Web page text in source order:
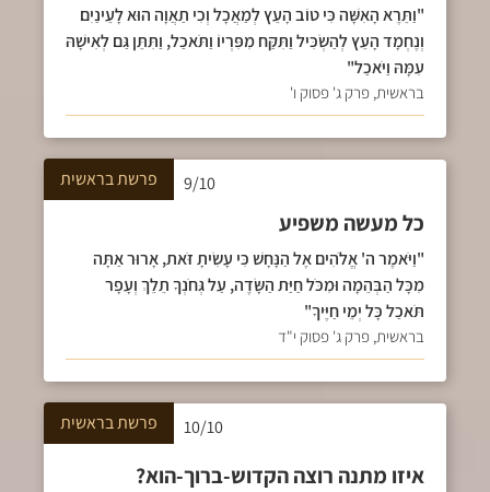
"וַתֵּרֶא הָאִשָּׁה כִּי טוֹב הָעֵץ לְמַאֲכָל וְכִי תַאֲוָה הוּא לָעֵינַיִם
וְנֶחְמָד הָעֵץ לְהַשְׂכִּיל וַתִּקַּח מִפִּרְיוֹ וַתֹּאכַל, וַתִּתֵּן גַּם לְאִישָׁהּ
עִמָּהּ וַיֹּאכַל"
בראשית, פרק ג' פסוק ו'
9/10 פרשתבראשית
כל מעשה משפיע
"וַיֹּאמֶר ה' אֱלֹהִים אֶל הַנָּחָשׁ כִּי עָשִׂיתָ זֹּאת, אָרוּר אַתָּה
מִכָּל הַבְּהֵמָה וּמִכֹּל חַיַּת הַשָּׂדֶה, עַל גְּחֹנְךָ תֵלֵךְ וְעָפָר
תֹּאכַל כָּל יְמֵי חַיֶּיךָ"
בראשית, פרק ג' פסוק י"ד
10/10 פרשתבראשית
איזו מתנה רוצה הקדוש-ברוך-הוא?